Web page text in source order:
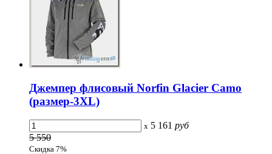
Джемпер флисовый Norfin Glacier Camo
(размер-3XL)
x 5 161 руб
5 550
Скидка 7%